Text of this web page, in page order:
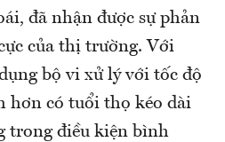
đã nhận được sự phản
của thị trường. Với
bộ vi xử lý với tốc độ
hơn có tuổi thọ kéo dài
trong điều kiện bình